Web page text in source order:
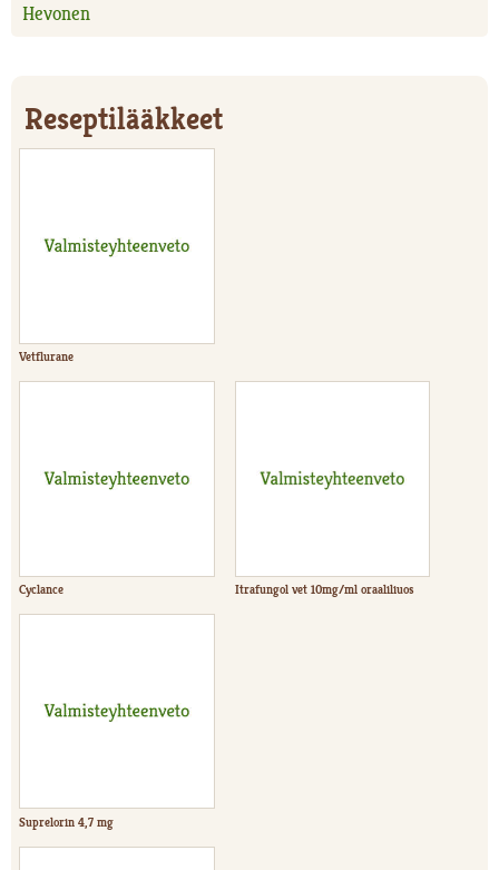
Hevonen
Reseptilääkkeet
Vetflurane
Cyclance Itrafungol vet 10mg/ml oraaliliuos
Suprelorin 4,7 mg